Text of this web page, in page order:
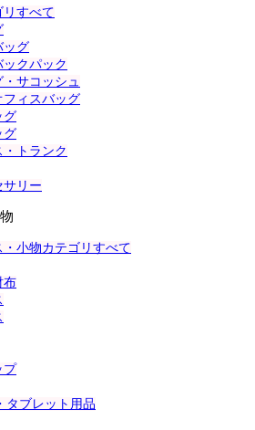
リすべて
ッグ
ックパック
サコッシュ
フィスバッグ
グ
グ
トランク
サリー
・小物カテゴリすべて
布
プ
タブレット用品